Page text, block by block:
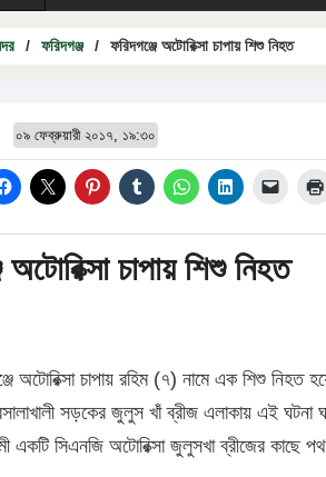
/ ফরিদগঞ্জ / ফরিদগঞ্জে অটোরিক্সা চাপায় শিশু নিহত
০৯ ফেব্রুয়ারী ২০১৭, ১৯:৩০
অটোরিক্সা চাপায় শিশু নিহত
অটোরিক্সা চাপায় রহিম (৭) নামে এক শিশু
সড়কের জুলুস খাঁ ব্রীজ এলাকায় এই ঘটনা
একটি সিএনজি অটোরিক্সা জুলুসখা ব্রীজের কাছে